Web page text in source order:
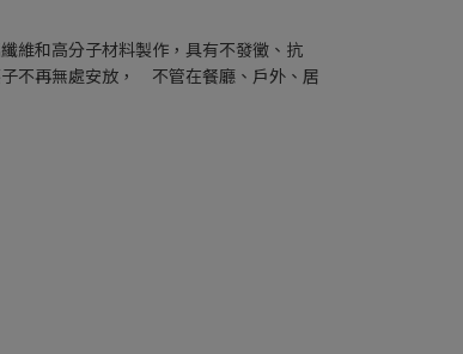
維和高分子材料製作，具有不發黴、抗
不再無處安放， 不管在餐廳、戶外、居